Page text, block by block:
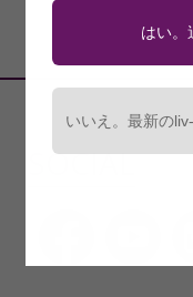
SOCIAL
はい。
いいえ。最新の